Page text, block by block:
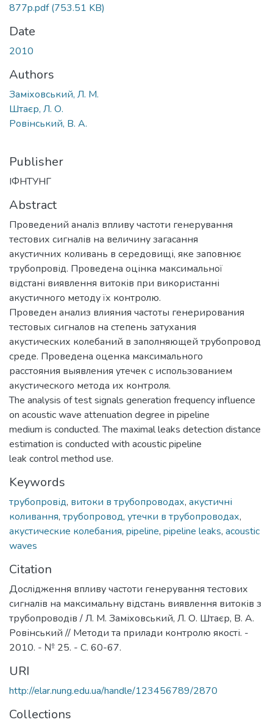
877p.pdf(753.51 KB)
Date
2010
Authors
Заміховський, Л. М.
Штаєр, Л. О.
Ровінський, В. А.
Publisher
ІФНТУНГ
Abstract
Проведений аналіз впливу частоти генерування
тестових сигналів на величину загасання
акустичних коливань в середовищі, яке заповнює
трубопровід. Проведена оцінка максимальної
відстані виявлення витоків при використанні
акустичного методу їх контролю.
Проведен анализ влияния частоты генерирования
тестовых сигналов на степень затухания
акустических колебаний в заполняющей трубопровод
среде. Проведена оценка максимального
расстояния выявления утечек с использованием
акустического метода их контроля.
The analysis of test signals generation frequency influence
on acoustic wave attenuation degree in pipeline
medium is conducted. The maximal leaks detection distance
estimation is conducted with acoustic pipeline
leak control method use.
Keywords
трубопровід, витоки в трубопроводах, акустичні
коливання, трубопровод, утечки в трубопроводах,
акустические колебания, pipeline, pipeline leaks, acoustic
waves
Citation
Дослідження впливу частоти генерування тестових
сигналів на максимальну відстань виявлення витоків з
трубопроводів / Л. М. Заміховський, Л. О. Штаєр, В. А.
Ровінський // Методи та прилади контролю якості. -
2010. - № 25. - С. 60-67.
URI
http://elar.nung.edu.ua/handle/123456789/2870
Collections